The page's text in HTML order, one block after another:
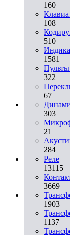
160
108
510
1581
322
67
303
21
284
Реле
13115
3669
1903
1137